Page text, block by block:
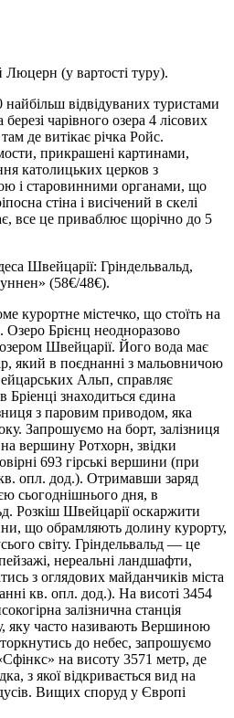
Люцерн (у вартості туру).
відвідуваних туристами
чарівного озера 4 лісових
де витікає річка Ройс.
прикрашені картинами,
католицьких церков з
і старовинними органами, що
стіна і висічений в скелі
все це приваблює щорічно до 5
Швейцарії: Гріндельвальд,
(58€/48€).
курортне містечко, що стоїть на
Озеро Брієнц неодноразово
Швейцарії. Його вода має
який в поєднанні з мальовничою
Альп, справляє
знаходиться єдина
з паровим приводом, яка
Запрошуємо на борт, залізниця
вершину Ротхорн, звідки
693 гірські вершини (при
опл. дод.). Отримавши заряд
сьогоднішнього дня, в
Розкіш Швейцарії оскаржити
що обрамляють долину курорту,
світу. Гріндельвальд — це
нереальні ландшафти,
з оглядових майданчиків міста
кв. опл. дод.). На висоті 3454
залізнична станція
яку часто називають Вершиною
до небес, запрошуємо
на висоту 3571 метр, де
з якої відкривається вид на
Вищих споруд у Європі